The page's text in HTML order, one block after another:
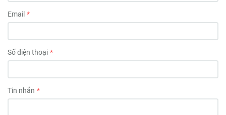
Email
Số điện thoại
Tin nhắn